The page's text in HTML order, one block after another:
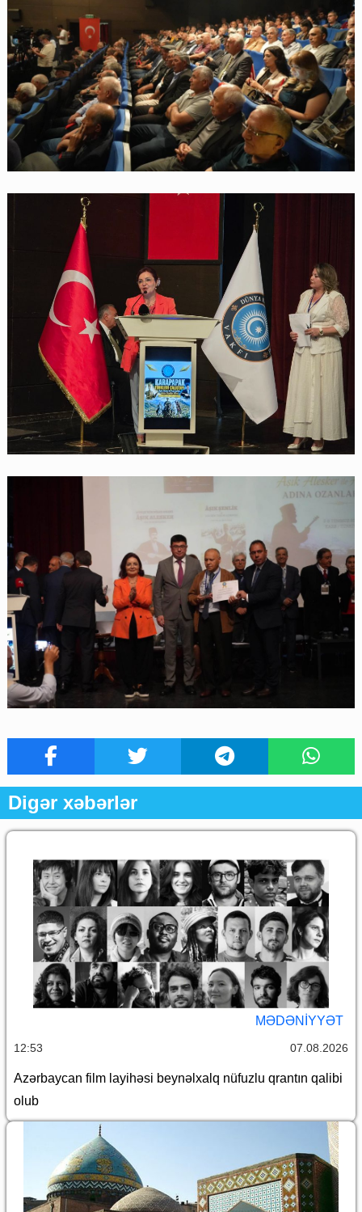
Digər xəbərlər
MƏDƏNIYYƏT
12:53 07.08.2026
Azərbaycan film layihəsi beynəlxalq nüfuzlu qrantın qalibi
olub